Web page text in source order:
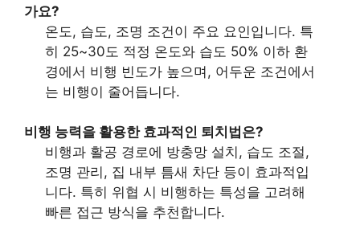
가요?
온도, 습도, 조명 조건이 주요 요인입니다. 특
히 25~30도 적정 온도와 습도 50% 이하 환
경에서 비행 빈도가 높으며, 어두운 조건에서
는 비행이 줄어듭니다.
비행 능력을 활용한 효과적인 퇴치법은?
비행과 활공 경로에 방충망 설치, 습도 조절,
조명 관리, 집 내부 틈새 차단 등이 효과적입
니다. 특히 위협 시 비행하는 특성을 고려해
빠른 접근 방식을 추천합니다.